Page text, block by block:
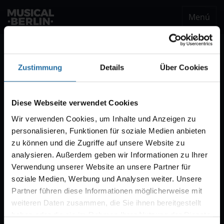
Zustimmung Details Über Cookies
Diese Webseite verwendet Cookies
Wir verwenden Cookies, um Inhalte und Anzeigen zu
personalisieren, Funktionen für soziale Medien anbieten
zu können und die Zugriffe auf unsere Website zu
analysieren. Außerdem geben wir Informationen zu Ihrer
Verwendung unserer Website an unsere Partner für
soziale Medien, Werbung und Analysen weiter. Unsere
Partner führen diese Informationen möglicherweise mit
weiteren Daten zusammen, die Sie ihnen bereitgestellt
haben oder die sie im Rahmen Ihrer Nutzung der Dienste
Menú
Estaremos encantados de enviarle un correo
entradas para "CABARET – Das Berlin-Musical".
Por regla general, la venta comienza con diez
semanas de antelación.